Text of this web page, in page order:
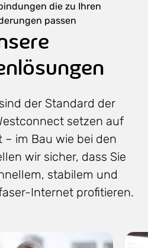
die zu Ihren
passen
der Standard der
setzen auf
– im Bau wie bei den
wir sicher, dass Sie
stabilem und
Internet profitieren.